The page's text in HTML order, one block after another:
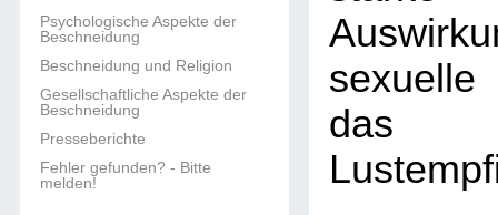
Psychologische Aspekte der
Beschneidung
Beschneidung und Religion
Gesellschaftliche Aspekte der
Beschneidung
Presseberichte
Fehler gefunden? - Bitte
melden!
das